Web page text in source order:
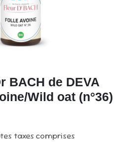
BACH de DEVA
Wild oat (n°36)
taxes comprises